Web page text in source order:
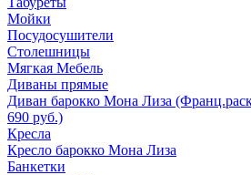
Мойки
Посудосушители
Столешницы
Мягкая Мебель
Диваны прямые
Диван барокко Мона Лиза
690 руб.)
Кресла
Кресло барокко Мона Лиза
Банкетки